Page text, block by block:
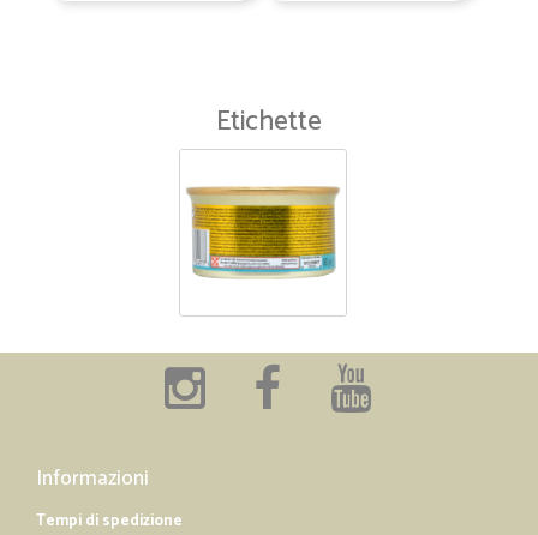
Etichette
Informazioni
Tempi di spedizione